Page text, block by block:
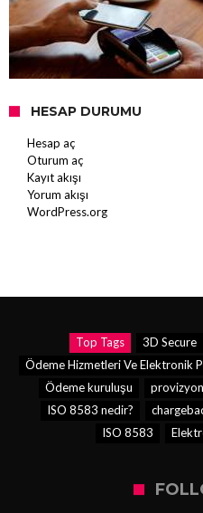
HESAP DURUMU
Hesap aç
Oturum aç
Kayıt akışı
Yorum akışı
WordPress.org
Top Tags 3D Secure
Ödeme Hizmetleri Ve Elektronik
Ödeme kuruluşu
provizyon
ISO 8583 nedir?
ISO 8583